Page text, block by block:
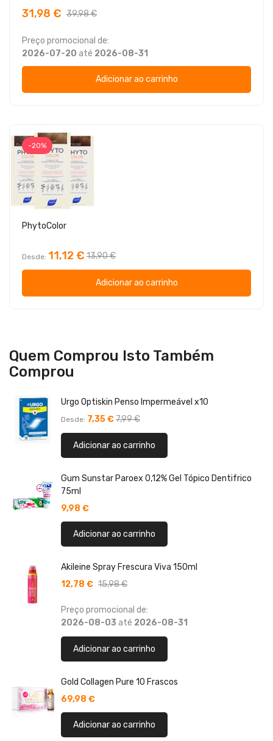
31,98 € 39,98 €
Preço promocional de:
2026-07-20 até 2026-08-31
Adicionar ao carrinho
-20%
PhytoColor
Desde 11,12 € 13,90 €
Adicionar ao carrinho
Quem Comprou Isto Também
Comprou
Urgo Optiskin Penso Impermeável x10
Desde 7,35 € 7,99 €
Adicionar ao carrinho
Gum Sunstar Paroex 0,12% Gel Tópico Dentifrico
75ml
9,98 €
Adicionar ao carrinho
Akileine Spray Frescura Viva 150ml
12,78 € 15,98 €
Preço promocional de:
2026-08-03 até 2026-08-31
Adicionar ao carrinho
Gold Collagen Pure 10 Frascos
69,98 €
Adicionar ao carrinho